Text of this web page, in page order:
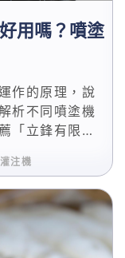
用嗎？噴塗
作的原理，說
析不同噴塗機
「立鋒有限公
注機